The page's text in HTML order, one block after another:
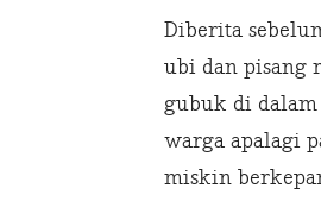
Diberita
ubi dan pisang
gubuk di
warga apalagi
miskin